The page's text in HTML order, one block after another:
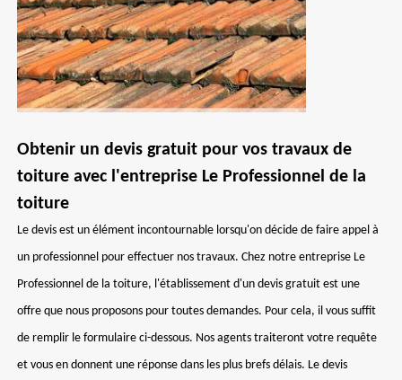
Obtenir un devis gratuit pour vos travaux de
toiture avec l'entreprise Le Professionnel de la
toiture
Le devis est un élément incontournable lorsqu'on décide de faire appel à
un professionnel pour effectuer nos travaux. Chez notre entreprise Le
Professionnel de la toiture, l'établissement d'un devis gratuit est une
offre que nous proposons pour toutes demandes. Pour cela, il vous suffit
de remplir le formulaire ci-dessous. Nos agents traiteront votre requête
et vous en donnent une réponse dans les plus brefs délais. Le devis